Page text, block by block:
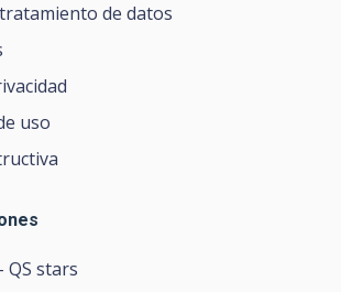
de datos
uso
QS stars